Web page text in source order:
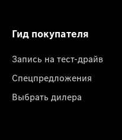
Гид покупателя
Запись на тест-драйв
Спецпредложения
Выбрать дилера